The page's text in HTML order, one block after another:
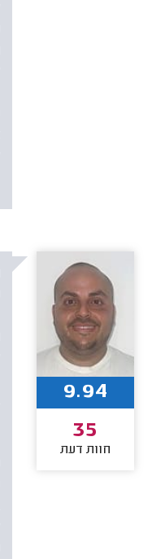
9.94
35
חוות דעת